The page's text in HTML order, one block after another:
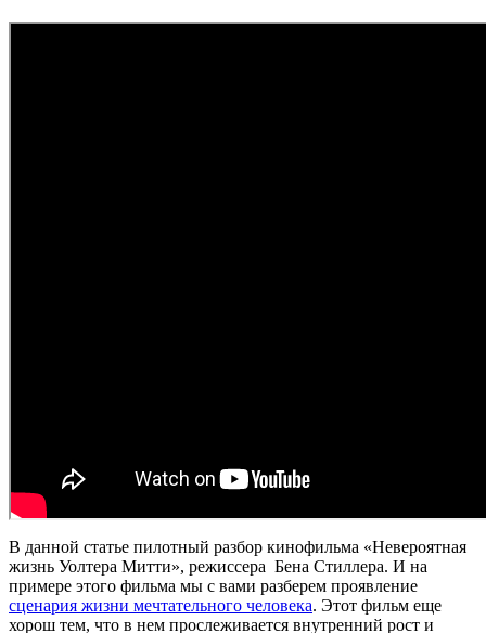
В данной статье пилотный разбор кинофильма «Невероятная
жизнь Уолтера Митти», режиссера Бена Стиллера. И на
примере этого фильма мы с вами разберем проявление
сценария жизни мечтательного человека. Этот фильм еще
хорош тем, что в нем прослеживается внутренний рост и